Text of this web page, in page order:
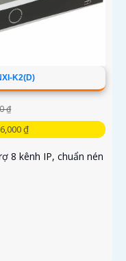
K2(D)
₫
₫
8 kênh IP, chuẩn nén